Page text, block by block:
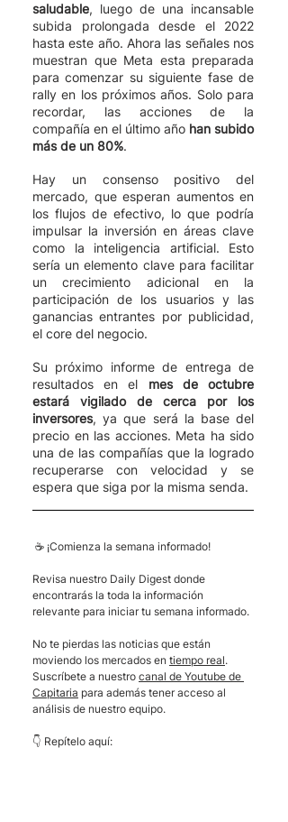
saludable, luego de una incansable
subida prolongada desde el 2022
hasta este año. Ahora las señales nos
muestran que Meta esta preparada
para comenzar su siguiente fase de
rally en los próximos años. Solo para
recordar, las acciones de la
compañía en el último año han subido
más de un 80%.
Hay un consenso positivo del
mercado, que esperan aumentos en
los flujos de efectivo, lo que podría
impulsar la inversión en áreas clave
como la inteligencia artificial. Esto
sería un elemento clave para facilitar
un crecimiento adicional en la
participación de los usuarios y las
ganancias entrantes por publicidad,
el core del negocio.
Su próximo informe de entrega de
resultados en el mes de octubre
estará vigilado de cerca por los
inversores, ya que será la base del
precio en las acciones. Meta ha sido
una de las compañías que la logrado
recuperarse con velocidad y se
espera que siga por la misma senda.
☕ ¡Comienza la semana informado!
Revisa nuestro Daily Digest donde
encontrarás la toda la información
relevante para iniciar tu semana informado.
No te pierdas las noticias que están
moviendo los mercados en tiempo real.
Suscríbete a nuestro canal de Youtube de
Capitaria para además tener acceso al
análisis de nuestro equipo.
👇 Repítelo aquí: